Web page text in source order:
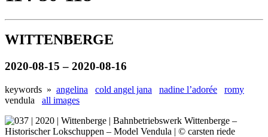
WITTENBERGE
2020-08-15 – 2020-08-16
keywords » angelina cold angel jana nadine l’adorée
romy
vendula
all images